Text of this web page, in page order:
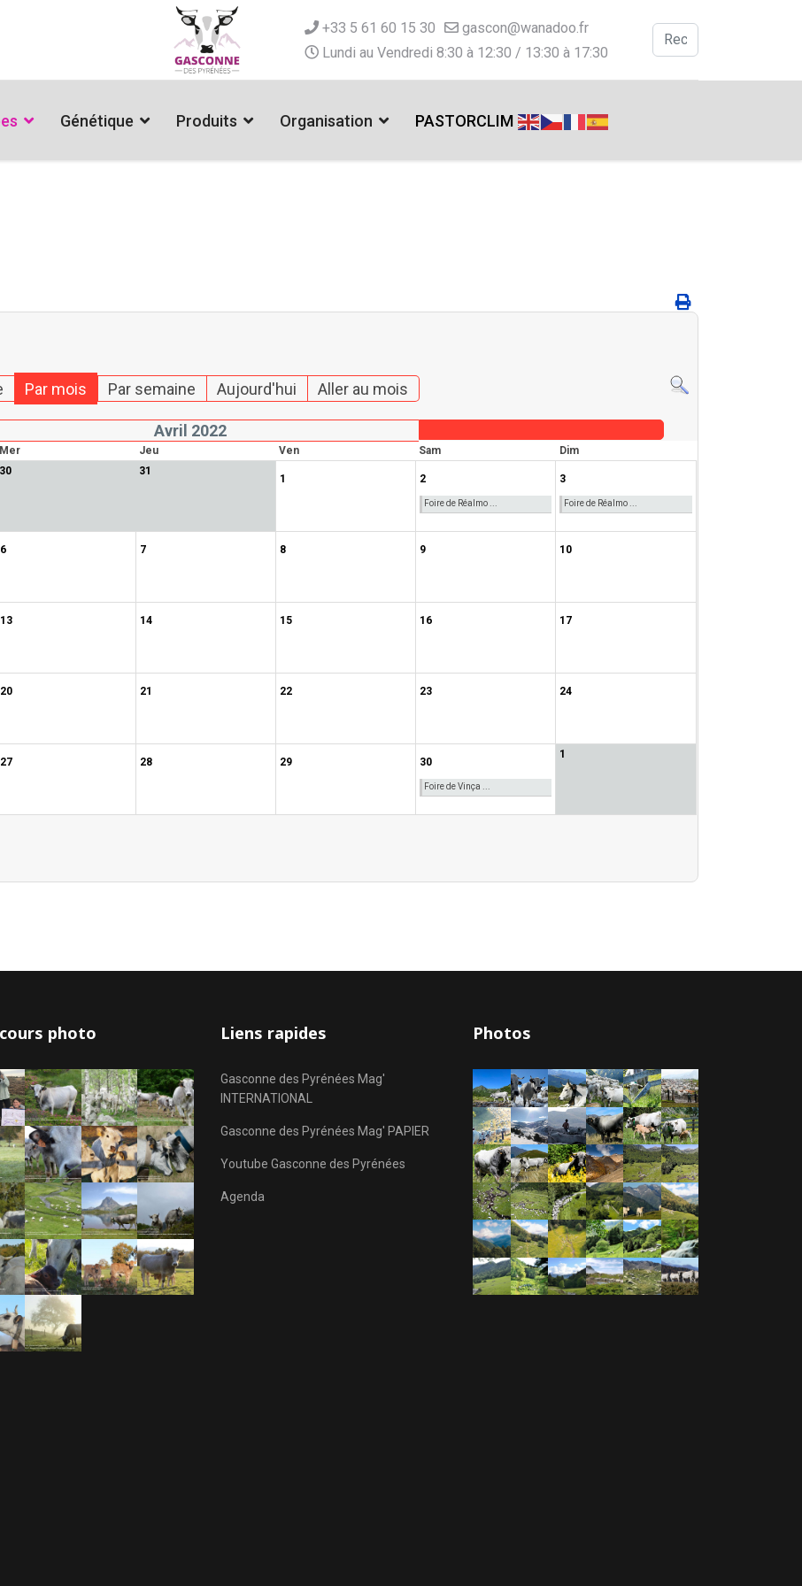
+33 5 61 60 15 30
gascon@wanadoo.fr
Lundi au Vendredi 8:30 à 12:30 / 13:30 à 17:30
Valider
Génétique Produits Organisation PASTORCLIM
Par mois Par semaine Aujourd'hui Aller au mois
Avril 2022
Mer Jeu Ven Sam
Dim
30 31
1 2
Foire de Réalmo ...
3
Foire de Réalmo ...
6 7 8 9 10
13 14 15 16 17
20 21 22 23 24
27 28 29 30
Foire de Vinça ...
1
photo Liens rapides
Gasconne des Pyrénées Mag'
INTERNATIONAL
Gasconne des Pyrénées Mag' PAPIER
Youtube Gasconne des Pyrénées
Agenda
Photos